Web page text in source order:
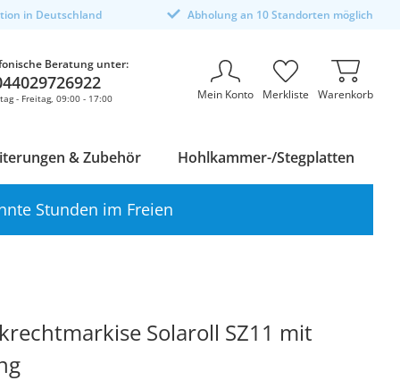
in Deutschland Abholung an 10 Standorten möglich
Beratung unter:
- Freitag, 09:00 - 17:00 Mein Konto Merkliste Warenkorb
& Zubehör Hohlkammer-/Stegplatten
Stunden im Freien
Solaroll SZ11 mit